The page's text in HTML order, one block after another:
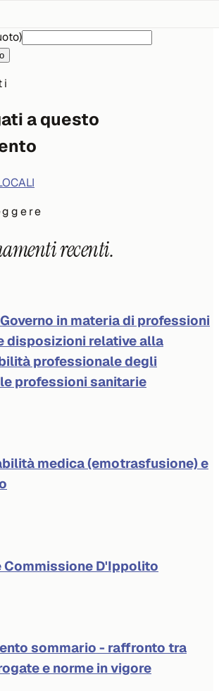
a questo
recenti.
in materia di professioni
disposizioni relative alla
professionale degli
professioni sanitarie
medica (emotrasfusione) e
Commissione D'Ippolito
sommario - raffronto tra
e norme in vigore